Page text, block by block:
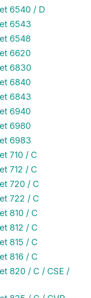
6540 / D
6543
6548
6620
6830
6840
6843
6940
6980
6983
710 / C
712 / C
720 / C
722 / C
810 / C
812 / C
815 / C
816 / C
820 / C / CSE /
825 / C / CVR